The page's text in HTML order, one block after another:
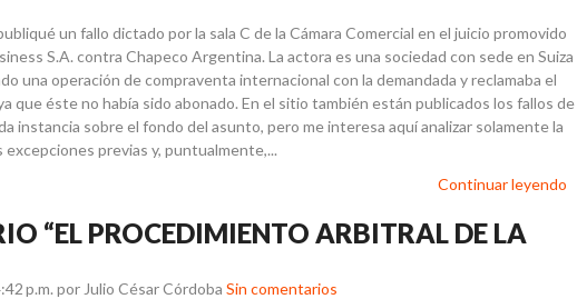
un fallo dictado por la sala C de la Cámara Comercial en el juicio promovido
S.A. contra Chapeco Argentina. La actora es una sociedad con sede en Suiza
una operación de compraventa internacional con la demandada y reclamaba el
que éste no había sido abonado. En el sitio también están publicados los fallos de
instancia sobre el fondo del asunto, pero me interesa aquí analizar solamente la
excepciones previas y, puntualmente,...
Continuar leyendo
“EL PROCEDIMIENTO ARBITRAL DE LA
p.m. por Julio César Córdoba Sin comentarios